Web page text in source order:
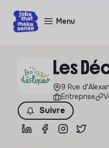
Menu
Les
9 Rue
Entreprise
Suivre